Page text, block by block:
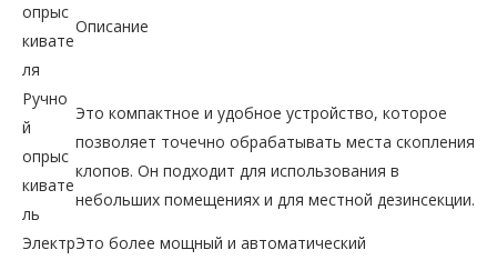
опрыс
кивате
ля
Описание
Ручно
й
опрыс
кивате
ль
Это компактное и удобное устройство, которое
позволяет точечно обрабатывать места скопления
клопов. Он подходит для использования в
небольших помещениях и для местной дезинсекции.
ЭлектрЭто более мощный и автоматический